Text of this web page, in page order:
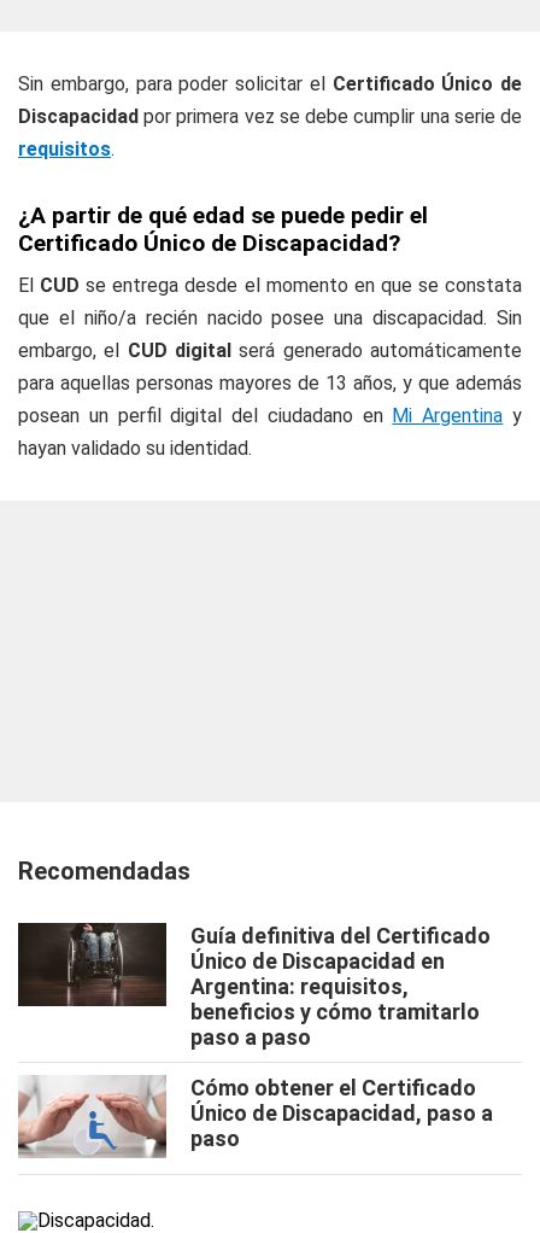
Sin embargo, para poder solicitar el Certificado Único de
Discapacidadpor primera vez se debe cumplir una serie de
requisitos.
¿A partir de qué edad se puede pedir el
Certificado Único de Discapacidad?
El CUDse entrega desde el momento en que se constata
que el niño/a recién nacido posee una discapacidad. Sin
embargo, el CUD digital será generado automáticamente
para aquellas personas mayores de 13 años, y que además
posean un perfil digital del ciudadano en Mi Argentina y
hayan validado su identidad.
Recomendadas
Guía definitiva del Certificado
Único de Discapacidad en
Argentina: requisitos,
beneficios y cómo tramitarlo
paso a paso
Cómo obtener el Certificado
Único de Discapacidad, paso a
paso